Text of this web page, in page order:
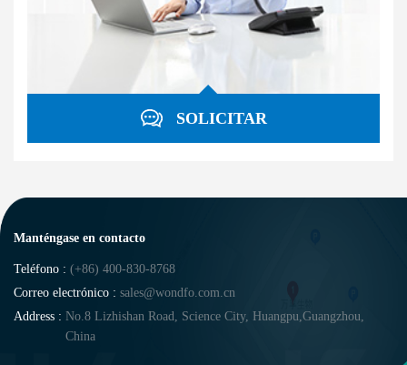
SOLICITAR
Manténgase en contacto
Teléfono : (+86) 400-830-8768
Correo electrónico : sales@wondfo.com.cn
Address : No.8 Lizhishan Road, Science City, Huangpu,Guangzhou,
China